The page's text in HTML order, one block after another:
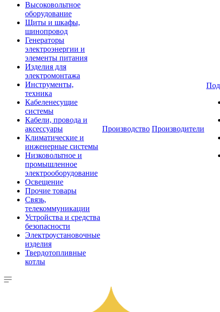
Высоковольтное
оборудование
Щиты и шкафы,
шинопровод
Генераторы
электроэнергии и
элементы питания
Изделия для
электромонтажа
Инструменты,
техника
Кабеленесущие
системы
Кабели, провода и
аксессуары
Климатические и
инженерные системы
Низковольтное и
промышленное
электрооборудование
Освещение
Прочие товары
Связь,
телекоммуникации
Устройства и средства
безопасности
Электроустановочные
изделия
Твердотопливные
котлы
Производство Производители